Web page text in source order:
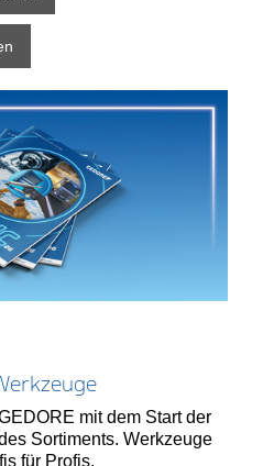
mit dem Start der
Sortiments. Werkzeuge
für Profis.